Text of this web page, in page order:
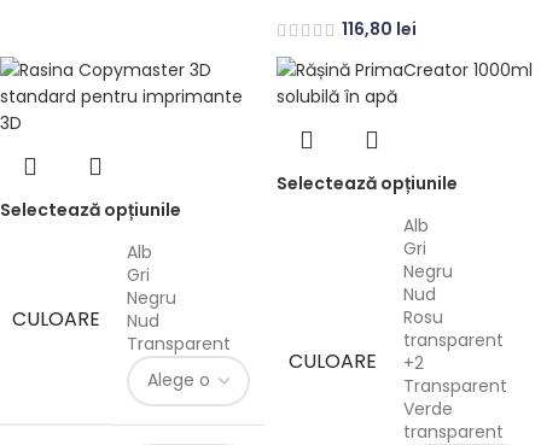
116,80 lei
Selectează opțiunile
CULOARE
Alb
Gri
Negru
Nud
Transparent
Selectează opțiunile
CULOARE
Alb
Gri
Negru
Nud
Rosu
transparent
+2
Transparent
Verde
transparent